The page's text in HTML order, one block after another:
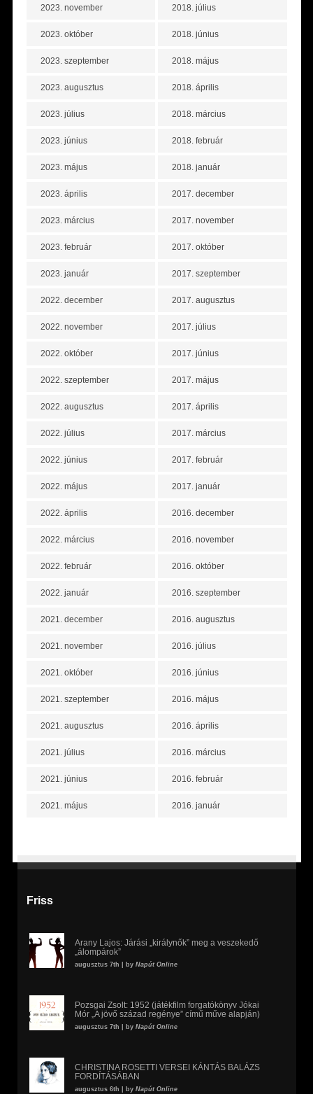
2023. november
2023. október
2023. szeptember
2023. augusztus
2023. július
2023. június
2023. május
2023. április
2023. március
2023. február
2023. január
2022. december
2022. november
2022. október
2022. szeptember
2022. augusztus
2022. július
2022. június
2022. május
2022. április
2022. március
2022. február
2022. január
2021. december
2021. november
2021. október
2021. szeptember
2021. augusztus
2021. július
2021. június
2021. május
2018. július
2018. június
2018. május
2018. április
2018. március
2018. február
2018. január
2017. december
2017. november
2017. október
2017. szeptember
2017. augusztus
2017. július
2017. június
2017. május
2017. április
2017. március
2017. február
2017. január
2016. december
2016. november
2016. október
2016. szeptember
2016. augusztus
2016. július
2016. június
2016. május
2016. április
2016. március
2016. február
2016. január
Friss
Arany Lajos: Járási „királynők” meg a veszekedő
„álompárok”
augusztus 7th | by Napút Online
Pozsgai Zsolt: 1952 (játékfilm forgatókönyv Jókai
Mór „A jövő század regénye” című műve alapján)
augusztus 7th | by Napút Online
CHRISTINA ROSETTI VERSEI KÁNTÁS BALÁZS
FORDÍTÁSÁBAN
augusztus 6th | by Napút Online